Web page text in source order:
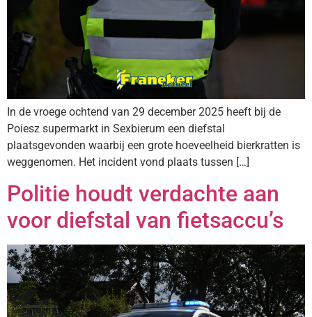
In de vroege ochtend van 29 december 2025 heeft bij de
Poiesz supermarkt in Sexbierum een diefstal
plaatsgevonden waarbij een grote hoeveelheid bierkratten is
weggenomen. Het incident vond plaats tussen […]
Politie houdt verdachte aan
voor diefstal van fietsaccu’s